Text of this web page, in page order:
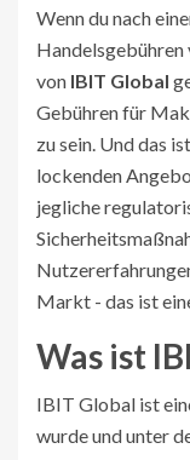
Wenn du nach
Handelsgebühren
von IBIT Global
Gebühren für
zu sein. Und das
lockenden
jegliche
Markt - das ist
Was ist
IBIT Global ist
wurde und unter